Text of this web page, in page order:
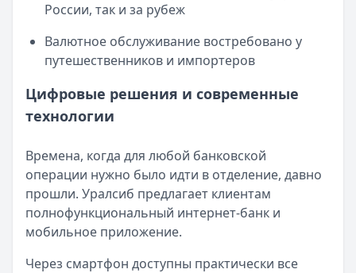
России, так и за рубеж
Валютное обслуживание востребовано у
путешественников и импортеров
Цифровые решения и современные
технологии
Времена, когда для любой банковской
операции нужно было идти в отделение, давно
прошли. Уралсиб предлагает клиентам
полнофункциональный интернет-банк и
мобильное приложение.
Через смартфон доступны практически все